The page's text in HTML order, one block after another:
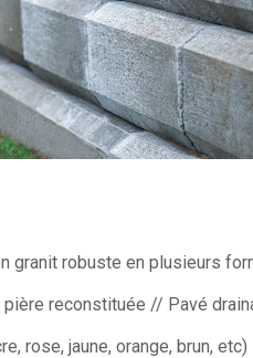
granit robuste en plusieurs
pière reconstituée // Pavé
rose, jaune, orange, brun, etc)